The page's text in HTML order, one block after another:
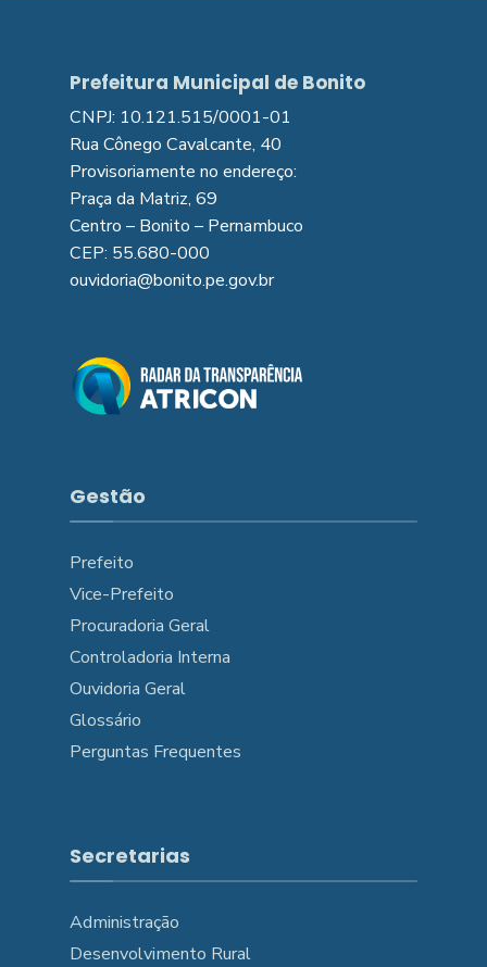
Prefeitura Municipal de Bonito
CNPJ: 10.121.515/0001-01
Rua Cônego Cavalcante, 40
Provisoriamente no endereço:
Praça da Matriz, 69
Centro – Bonito – Pernambuco
CEP: 55.680-000
ouvidoria@bonito.pe.gov.br
Gestão
Prefeito
Vice-Prefeito
Procuradoria Geral
Controladoria Interna
Ouvidoria Geral
Glossário
Perguntas Frequentes
Secretarias
Administração
Desenvolvimento Rural